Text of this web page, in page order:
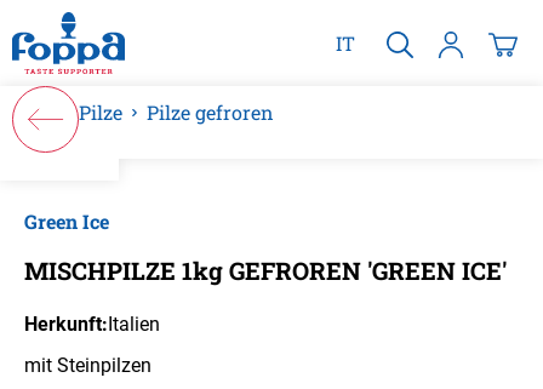
springen
IT
Pilze Pilze gefroren
Green Ice
MISCHPILZE 1kg GEFROREN 'GREEN ICE'
Herkunft:Italien
mit Steinpilzen